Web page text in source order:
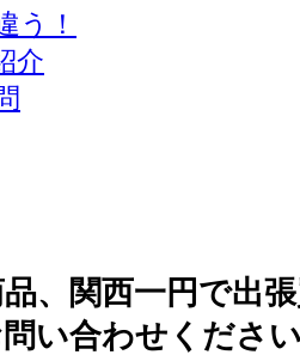
う！
介
、関西一円で出
い合わせくださ